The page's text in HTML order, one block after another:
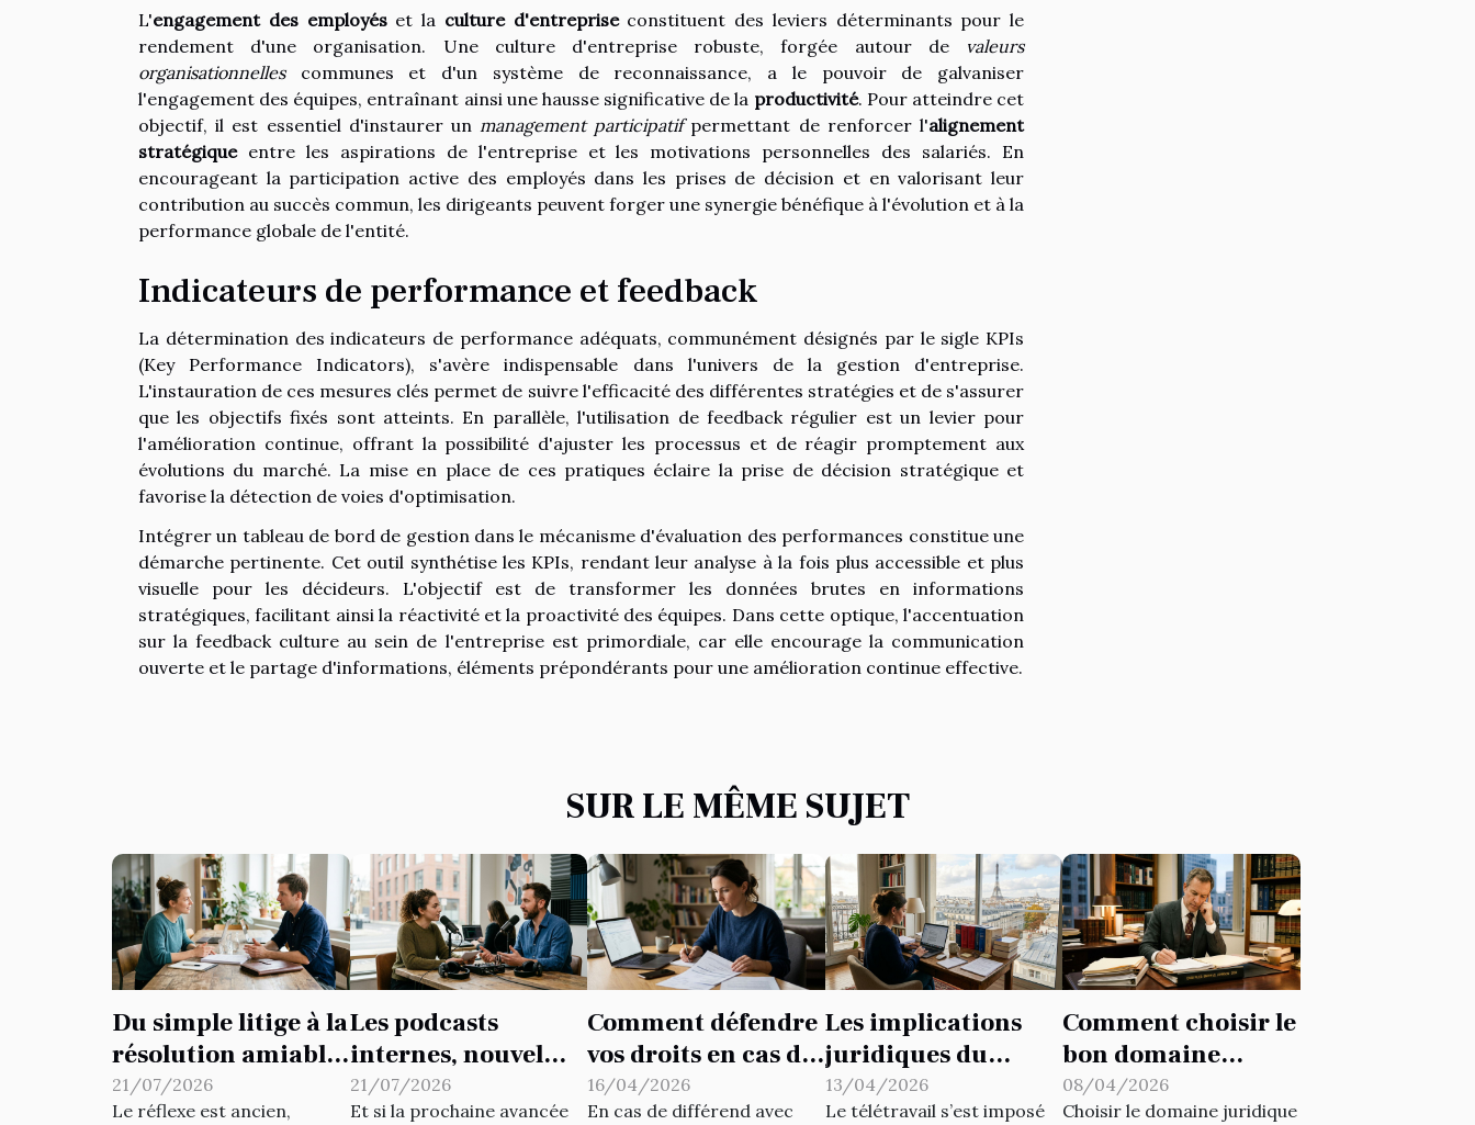
L'engagement des employéset la culture d'entrepriseconstituent des leviers déterminants pour le
rendement d'une organisation. Une culture d'entreprise robuste, forgée autour de valeurs
organisationnellescommunes et d'un système de reconnaissance, a le pouvoir de galvaniser
l'engagement des équipes, entraînant ainsi une hausse significative de la productivité. Pour atteindre cet
objectif, il est essentiel d'instaurer unmanagement participatifpermettant de renforcer l'alignement
stratégiqueentre les aspirations de l'entreprise et les motivations personnelles des salariés. En
encourageant la participation active des employés dans les prises de décision et en valorisant leur
contribution au succès commun, les dirigeants peuvent forger une synergie bénéfique à l'évolution et à la
performance globale de l'entité.
Indicateurs de performance et feedback
La détermination des indicateurs de performance adéquats, communément désignés par le sigle KPIs
(Key Performance Indicators), s'avère indispensable dans l'univers de la gestion d'entreprise.
L'instauration de ces mesures clés permet de suivre l'efficacité des différentes stratégies et de s'assurer
que les objectifs fixés sont atteints. En parallèle, l'utilisation de feedback régulier est un levier pour
l'amélioration continue, offrant la possibilité d'ajuster les processus et de réagir promptement aux
évolutions du marché. La mise en place de ces pratiques éclaire la prise de décision stratégique et
favorise la détection de voies d'optimisation.
Intégrer un tableau de bord de gestion dans le mécanisme d'évaluation des performances constitue une
démarche pertinente. Cet outil synthétise les KPIs, rendant leur analyse à la fois plus accessible et plus
visuelle pour les décideurs. L'objectif est de transformer les données brutes en informations
stratégiques, facilitant ainsi la réactivité et la proactivité des équipes. Dans cette optique, l'accentuation
sur la feedback culture au sein de l'entreprise est primordiale, car elle encourage la communication
ouverte et le partage d'informations, éléments prépondérants pour une amélioration continue effective.
SUR LE MÊME SUJET
Du simple litige à la
résolution amiable
: repenser ses
réflexes juridiques
21/07/2026
Le réflexe est ancien,
Les podcasts
internes, nouvel
outil insoupçonné
de dynamisation de
21/07/2026
Et si la prochaine avancée
Comment défendre
vos droits en cas de
litige avec votre
assureur ?
16/04/2026
En cas de différend avec
Les implications
juridiques du
télétravail en
France
13/04/2026
Le télétravail s’est imposé
Comment choisir le
bon domaine
juridique pour
votre cas ?
08/04/2026
Choisir le domaine juridique